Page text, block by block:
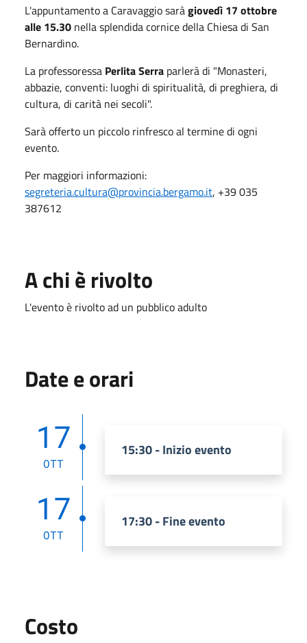
L'appuntamento a Caravaggio saràgiovedì 17 ottobre
alle 15.30 nella splendida cornice della Chiesa di San
Bernardino.
La professoressa Perlita Serra parlerà di "Monasteri,
abbazie, conventi: luoghi di spiritualità, di preghiera, di
cultura, di carità nei secoli".
Sarà offerto un piccolo rinfresco al termine di ogni
evento.
Per maggiori informazioni:
segreteria.cultura@provincia.bergamo.it, +39 035
387612
A chi è rivolto
L'evento è rivolto ad un pubblico adulto
Date e orari
17
OTT
15:30 - Inizio evento
17
OTT
17:30 - Fine evento
Costo